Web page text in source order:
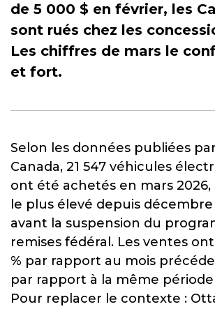
de 5 000 $ en février, les
sont rués chez les
Les chiffres de mars le
et fort.
Selon les données publiées
Canada, 21 547 véhicules
ont été achetés en mars
le plus élevé depuis
avant la suspension du
remises fédéral. Les ventes
% par rapport au mois
par rapport à la même
Pour replacer le contexte :